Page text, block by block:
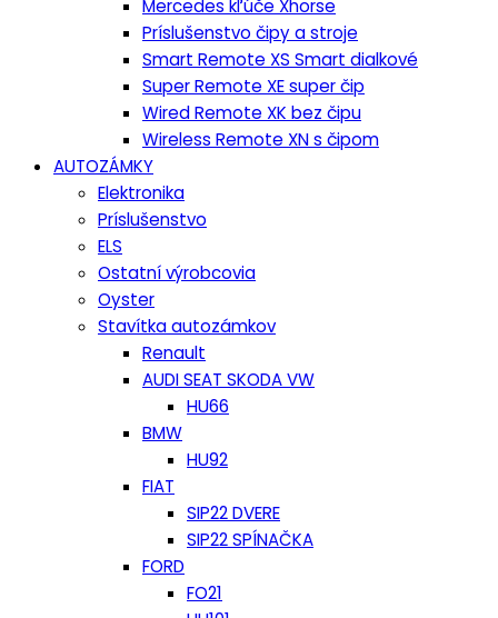
Mercedes kľúče Xhorse
Príslušenstvo čipy a stroje
Smart Remote XS Smart dialkové
Super Remote XE super čip
Wired Remote XK bez čipu
Wireless Remote XN s čipom
AUTOZÁMKY
Elektronika
Príslušenstvo
ELS
Ostatní výrobcovia
Oyster
Stavítka autozámkov
Renault
AUDI SEAT SKODA VW
HU66
BMW
HU92
FIAT
SIP22 DVERE
SIP22 SPÍNAČKA
FORD
FO21